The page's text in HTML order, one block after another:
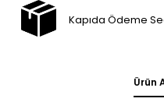
Kapıda Ödeme
Ürün